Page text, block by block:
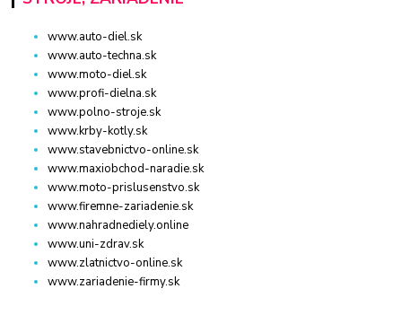
www.auto-diel.sk
www.auto-techna.sk
www.moto-diel.sk
www.profi-dielna.sk
www.polno-stroje.sk
www.krby-kotly.sk
www.stavebnictvo-online.sk
www.maxiobchod-naradie.sk
www.moto-prislusenstvo.sk
www.firemne-zariadenie.sk
www.nahradnediely.online
www.uni-zdrav.sk
www.zlatnictvo-online.sk
www.zariadenie-firmy.sk